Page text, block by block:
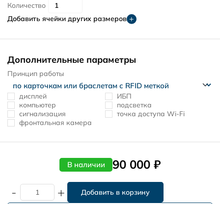
Количество
Добавить ячейки других размеров
Дополнительные параметры
Принцип работы
дисплей
ИБП
компьютер
подсветка
сигнализация
точка доступа Wi-Fi
фронтальная камера
В наличии 90 000 ₽
- +